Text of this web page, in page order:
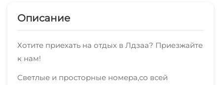
Описание
Хотите приехать на отдых в Лдзаа? Приезжайте
к нам!
Светлые и просторные номера,со всей